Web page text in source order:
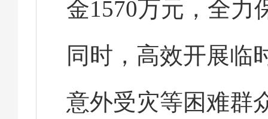
金1570万元，全力
同时，高效开展临
意外受灾等困难群